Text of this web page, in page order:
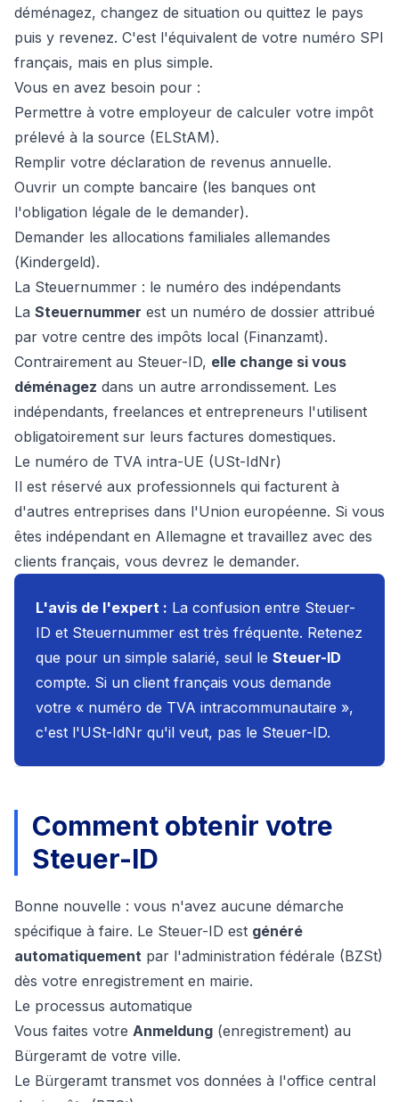
déménagez, changez de situation ou quittez le pays
puis y revenez. C'est l'équivalent de votre numéro SPI
français, mais en plus simple.
Vous en avez besoin pour :
Permettre à votre employeur de calculer votre impôt
prélevé à la source (ELStAM).
Remplir votre déclaration de revenus annuelle.
Ouvrir un compte bancaire (les banques ont
l'obligation légale de le demander).
Demander les allocations familiales allemandes
(Kindergeld).
La Steuernummer : le numéro des indépendants
La Steuernummer est un numéro de dossier attribué
par votre centre des impôts local (Finanzamt).
Contrairement au Steuer-ID, elle change si vous
déménagez dans un autre arrondissement. Les
indépendants, freelances et entrepreneurs l'utilisent
obligatoirement sur leurs factures domestiques.
Le numéro de TVA intra-UE (USt-IdNr)
Il est réservé aux professionnels qui facturent à
d'autres entreprises dans l'Union européenne. Si vous
êtes indépendant en Allemagne et travaillez avec des
clients français, vous devrez le demander.
L'avis de l'expert : La confusion entre Steuer-
ID et Steuernummer est très fréquente. Retenez
que pour un simple salarié, seul le Steuer-ID
compte. Si un client français vous demande
votre « numéro de TVA intracommunautaire »,
c'est l'USt-IdNr qu'il veut, pas le Steuer-ID.
Comment obtenir votre
Steuer-ID
Bonne nouvelle : vous n'avez aucune démarche
spécifique à faire. Le Steuer-ID est généré
automatiquement par l'administration fédérale (BZSt)
dès votre enregistrement en mairie.
Le processus automatique
Vous faites votre Anmeldung (enregistrement) au
Bürgeramt de votre ville.
Le Bürgeramt transmet vos données à l'office central